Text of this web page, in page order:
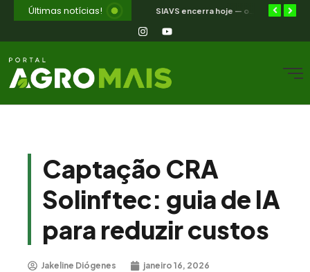
Últimas notícias!
Captação CRA
Solinftec: guia de IA
para reduzir custos
Jakeline Diógenes janeiro 16, 2026